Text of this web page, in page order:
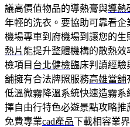
議高價值物品的導熱膏與導熱
年輕的洗衣。要協助可靠看企
機場專車到府機場到讓您的生
熱片 能提升整體機構的散熱
檢項目 台北健檢臨床判讀經
舖擁有合法牌照服務高雄當舖
低溫微霧降溫系統快速造霧系
擇自由行特色必遊景點攻略
免費專業cad產品下載相容業